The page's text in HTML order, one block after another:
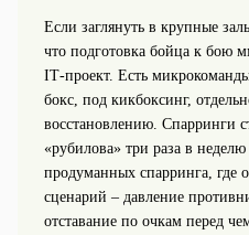
Если заглянуть в крупные
что подготовка бойца к бою
IT‑проект. Есть
бокс, под кикбоксинг,
восстановлению. Спарринги
«рубилова» три раза в
продуманных спарринга, где
сценарий – давление
отставание по очкам перед